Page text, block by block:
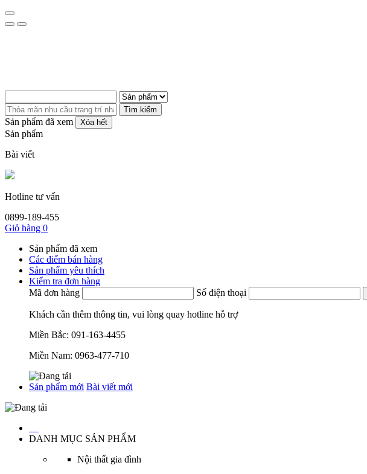
Tìm kiếm
Sản phẩm đã xem Xóa hết
Sản phẩm
Bài viết
Hotline tư vấn
0899-189-455
Giỏ hàng 0
Sản phẩm đã xem
Các điểm bán hàng
Sản phẩm yêu thích
Kiểm tra đơn hàng
Mã đơn hàng
Số điện thoại
Khách cần thêm thông tin, vui lòng quay hotline hỗ trợ
Miền Bắc: 091-163-4455
Miền Nam: 0963-477-710
Sản phẩm mới Bài viết mới
DANH MỤC SẢN PHẨM
Nội thất gia đình